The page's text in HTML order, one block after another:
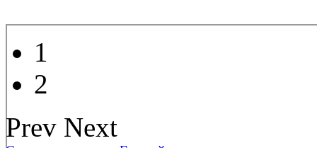
1
2
Prev Next